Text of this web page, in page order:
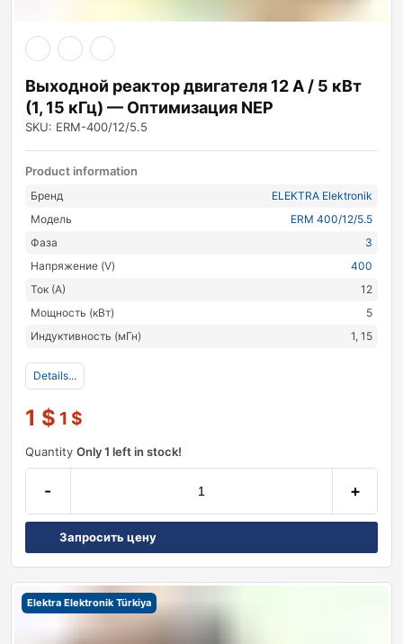
Выходной реактор двигателя 12 А / 5 кВт
(1, 15 кГц) — Оптимизация NEP
SKU: ERM-400/12/5.5
Product information
Бренд
ELEKTRA Elektronik
Модель
ERM 400/12/5.5
Фаза
3
Напряжение (V)
400
Ток (А)
12
Мощность (кВт)
5
Индуктивность (мГн)
1, 15
Details...
1 $ 1 $
Quantity Only 1 left in stock!
- +
Запросить цену
Elektra Elektronik Türkiya